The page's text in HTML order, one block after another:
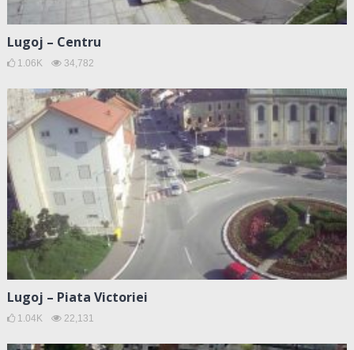
Lugoj – Centru
1.06K 34,782
Lugoj – Piata Victoriei
1.04K 22,131